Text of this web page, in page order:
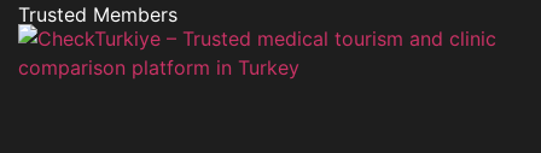
Trusted Members